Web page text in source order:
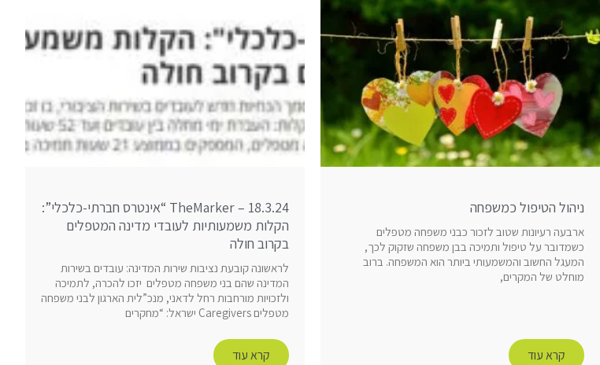
ניהול הטיפול כמשפחה
ארבעה רעיונות שטוב לזכור כבני משפחה מטפלים
כשמדובר על טיפול ותמיכה בבן משפחה שזקוק לכך,
המעגל החשוב והמשמעותי ביותר הוא המשפחה. ברוב
מוחלט של המקרים,
קרא עוד
18.3.24 – TheMarker “אינטרס חברתי-כלכלי”:
הקלות משמעותיות לעובדי מדינה המטפלים
בקרוב חולה
לראשונה קובעת נציבות שירות המדינה: עובדים בשירות
המדינה שהם בני משפחה מטפלים יזכו להכרה, לתמיכה
ולזכויות מורחבות רחל לדאני, מנכ”לית הארגון לבני משפחה
מטפלים Caregivers ישראל: “מחקרים
קרא עוד